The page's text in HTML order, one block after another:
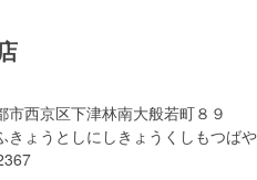
市西京区下津林南大般若町８９
きょうとしにしきょうくしもつば